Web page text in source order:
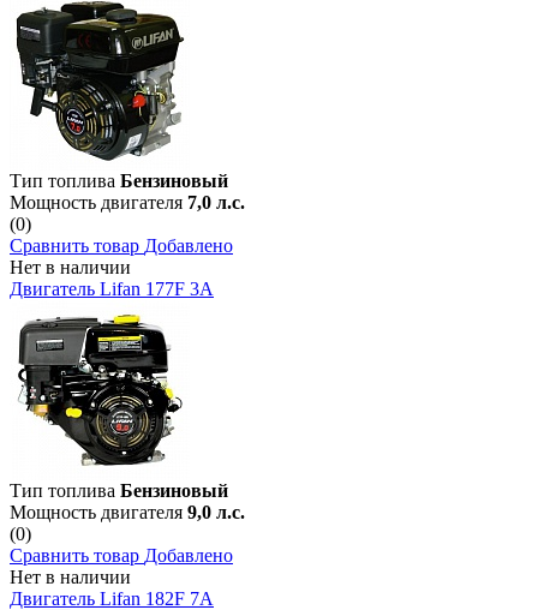
Тип топлива Бензиновый
Мощность двигателя 7,0 л.с.
(0)
Сравнить товар Добавлено
Нет в наличии
Двигатель Lifan 177F 3А
Тип топлива Бензиновый
Мощность двигателя 9,0 л.с.
(0)
Сравнить товар Добавлено
Нет в наличии
Двигатель Lifan 182F 7А